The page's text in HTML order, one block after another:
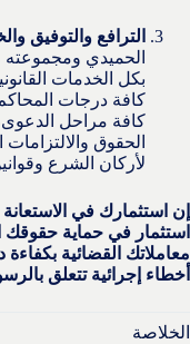
الترافع والتوفيق
الحميدي
بكل الخدمات
كافة درجات
كافة مراحل
الحقوق والالتزامات
لأركان الشرع
إن استثمارك في
استثمار في حماية حقوقك
معاملاتك القضائية
أخطاء إجرائية تتعلق
الخلاصة